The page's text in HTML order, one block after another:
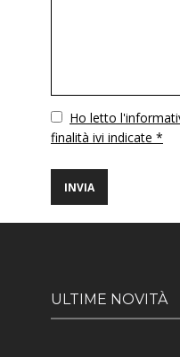
VuotoHo letto
finalità ivi indicate *
ULTIME NOVITÀ